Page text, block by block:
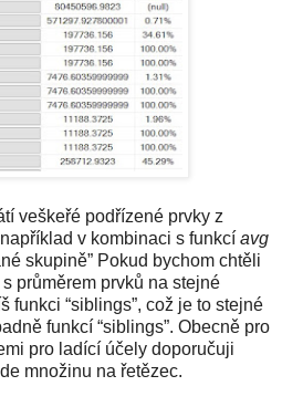
veškeřé podřízené prvky z
v kombinaci s funkcí avg
skupině” Pokud bychom chtěli
průměrem prvků na stejné
funkci “siblings”, což je to stejné
funkcí “siblings”. Obecně pro
pro ladící účely doporučuji
množinu na řetězec.